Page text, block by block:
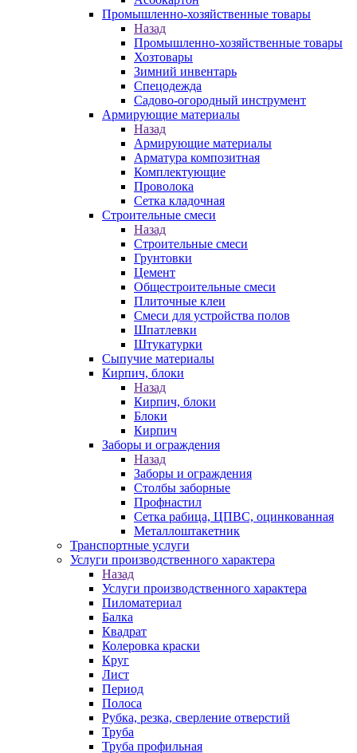
Промышленно-хозяйственные товары
Назад
Промышленно-хозяйственные товары
Хозтовары
Зимний инвентарь
Спецодежда
Садово-огородный инструмент
Армирующие материалы
Назад
Армирующие материалы
Арматура композитная
Комплектующие
Проволока
Сетка кладочная
Строительные смеси
Назад
Строительные смеси
Грунтовки
Цемент
Общестроительные смеси
Плиточные клеи
Смеси для устройства полов
Шпатлевки
Штукатурки
Сыпучие материалы
Кирпич, блоки
Назад
Кирпич, блоки
Блоки
Кирпич
Заборы и ограждения
Назад
Заборы и ограждения
Столбы заборные
Профнастил
Сетка рабица, ЦПВС, оцинкованная
Металлоштакетник
Транспортные услуги
Услуги производственного характера
Назад
Услуги производственного характера
Пиломатериал
Балка
Квадрат
Колеровка краски
Круг
Лист
Период
Полоса
Рубка, резка, сверление отверстий
Труба
Труба профильная